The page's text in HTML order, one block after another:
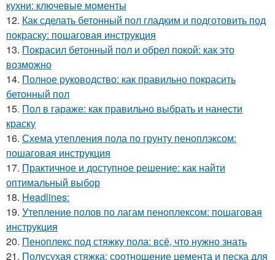
кухни: ключевые моменты
12. Как сделать бетонный пол гладким и подготовить под
покраску: пошаговая инструкция
13. Покрасил бетонный пол и обрел покой: как это
возможно
14. Полное руководство: как правильно покрасить
бетонный пол
15. Пол в гараже: как правильно выбрать и нанести
краску
16. Схема утепления пола по грунту пеноплэксом:
пошаговая инструкция
17. Практичное и доступное решение: как найти
оптимальный выбор
18. Headlines:
19. Утепление полов по лагам пеноплексом: пошаговая
инструкция
20. Пеноплекс под стяжку пола: всё, что нужно знать
21. Полусухая стяжка: соотношение цемента и песка для